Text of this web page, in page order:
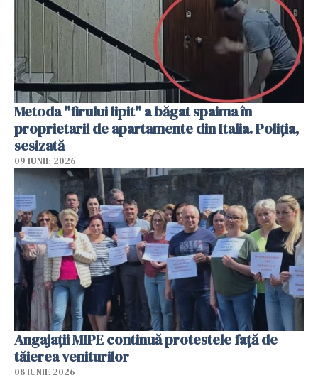
Metoda "firului lipit" a băgat spaima în
proprietarii de apartamente din Italia. Poliția,
sesizată
09 IUNIE 2026
Angajaţii MIPE continuă protestele faţă de
tăierea veniturilor
08 IUNIE 2026